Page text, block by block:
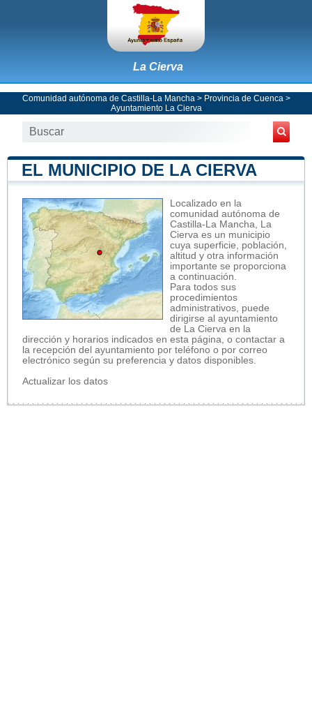
La Cierva
Comunidad autónoma de Castilla-La Mancha > Provincia de Cuenca >
Ayuntamiento La Cierva
EL MUNICIPIO DE LA CIERVA
Localizado en la
comunidad autónoma de
Castilla-La Mancha, La
Cierva es un municipio
cuya superficie, población,
altitud y otra información
importante se proporciona
a continuación.
Para todos sus
procedimientos
administrativos, puede
dirigirse al ayuntamiento
de La Cierva en la
dirección y horarios indicados en esta página, o contactar a
la recepción del ayuntamiento por teléfono o por correo
electrónico según su preferencia y datos disponibles.
Actualizar los datos